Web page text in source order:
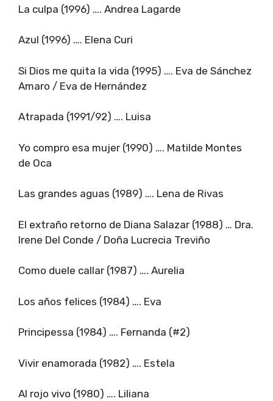
La culpa (1996) …. Andrea Lagarde
Azul (1996) …. Elena Curi
Si Dios me quita la vida (1995) …. Eva de Sánchez
Amaro / Eva de Hernández
Atrapada (1991/92) …. Luisa
Yo compro esa mujer (1990) …. Matilde Montes
de Oca
Las grandes aguas (1989) …. Lena de Rivas
El extraño retorno de Diana Salazar (1988) … Dra.
Irene Del Conde / Doña Lucrecia Treviño
Como duele callar (1987) …. Aurelia
Los años felices (1984) …. Eva
Principessa (1984) …. Fernanda (#2)
Vivir enamorada (1982) …. Estela
Al rojo vivo (1980) …. Liliana